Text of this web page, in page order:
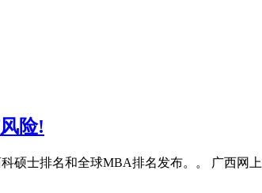
险!
硕士排名和全球MBA排名发布。。 广西